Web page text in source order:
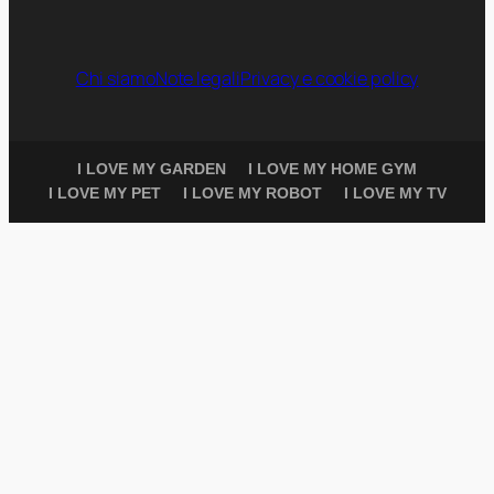
Chi siamoNote legaliPrivacy e cookie policy
I LOVE MY GARDEN
I LOVE MY HOME GYM
I LOVE MY PET
I LOVE MY ROBOT I LOVE MY TV